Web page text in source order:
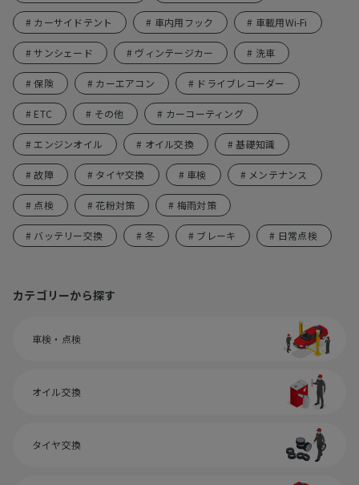
# カーサイドテント # 車内用フック # 車載用Wi-Fi
# サンシェード # ヴィンテージカー # 洗車
# 保険 # カーエアコン # ドライブレコーダー
# ETC # その他 # カーコーティング
# エンジンオイル # オイル交換 # 基礎知識
# 故障 # タイヤ交換 # 車検 # メンテナンス
# 点検 # 花粉対策 # 梅雨対策
# バッテリー交換 # 冬 # ブレーキ # 日常点検
カテゴリーから探す
車検・点検
オイル交換
タイヤ交換